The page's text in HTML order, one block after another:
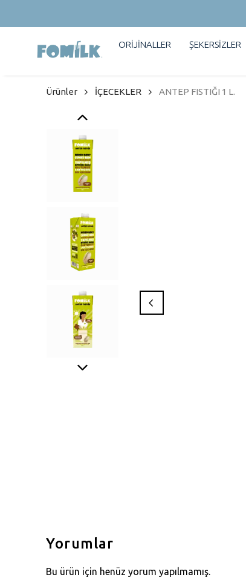
ORİJİNALLER ŞEKERSİZLER
Ürünler İÇECEKLER ANTEP FISTIĞI 1 L.
Yorumlar
Bu ürün için henüz yorum yapılmamış.